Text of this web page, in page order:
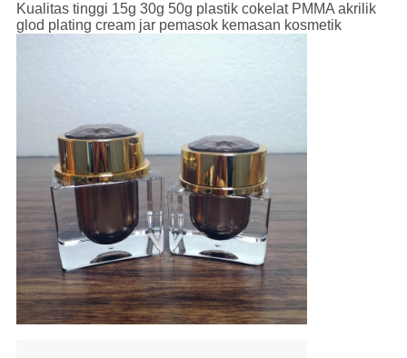
Kualitas tinggi 15g 30g 50g plastik cokelat PMMA akrilik
glod plating cream jar pemasok kemasan kosmetik